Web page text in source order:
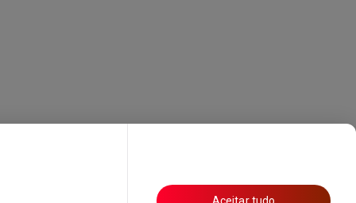
Aceitar tudo